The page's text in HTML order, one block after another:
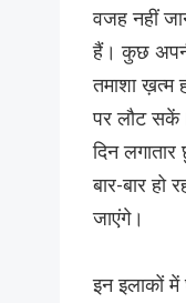
वजह नहीं
हैं। कुछ
तमाशा ख़त्म
पर लौट
दिन
बार-बार हो
जाएंगे।
इन इलाकों